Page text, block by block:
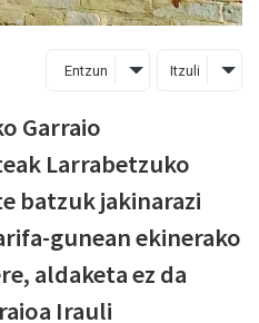
Entzun Itzuli
Garraio
Larrabetzuko
batzuk jakinarazi
gunean ekinerako
aldaketa ez da
Irauli